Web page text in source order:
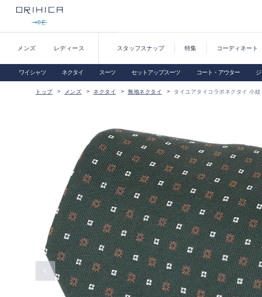
メンズ レディース スタッフスナップ 特集 コーディネート
ワイシャツ ネクタイ スーツ セットアップスーツ コート・アウター
トップ メンズ ネクタイ 無地ネクタイ タイユアタイコラボネクタイ 小紋